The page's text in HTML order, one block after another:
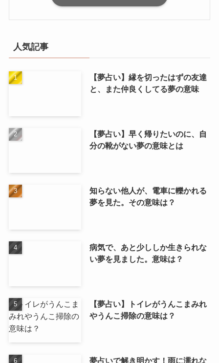
人気記事
【夢占い】縁を切ったはずの友達
と、また仲良くしてる夢の意味
【夢占い】早く帰りたいのに、自
分の靴がない夢の意味とは
知らない他人が、電車に轢かれる
夢を見た。その意味は？
病気で、あと少ししか生きられな
い夢を見ました。意味は？
【夢占い】トイレがうんこまみれ
やうんこ掃除の意味は？
夢占いで解き明かす！雨に濡れな